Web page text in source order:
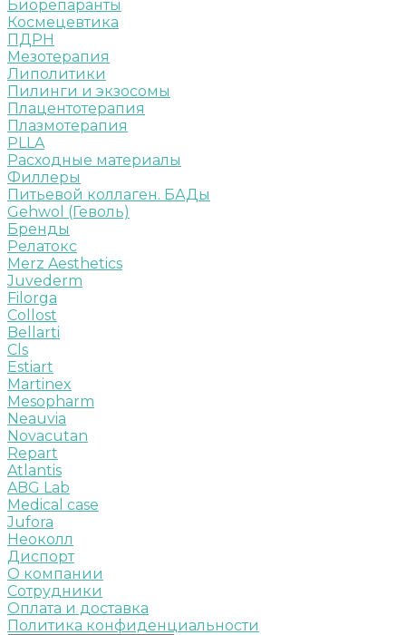
Биорепаранты
Космецевтика
ПДРН
Мезотерапия
Липолитики
Пилинги и экзосомы
Плацентотерапия
Плазмотерапия
PLLA
Расходные материалы
Филлеры
Питьевой коллаген. БАДы
Gehwol (Геволь)
Бренды
Релатокс
Merz Aesthetics
Juvederm
Filorga
Collost
Bellarti
Cls
Estiart
Martinex
Mesopharm
Neauvia
Novacutan
Repart
Atlantis
ABG Lab
Medical case
Jufora
Неоколл
Диспорт
О компании
Сотрудники
Оплата и доставка
Политика конфиденциальности